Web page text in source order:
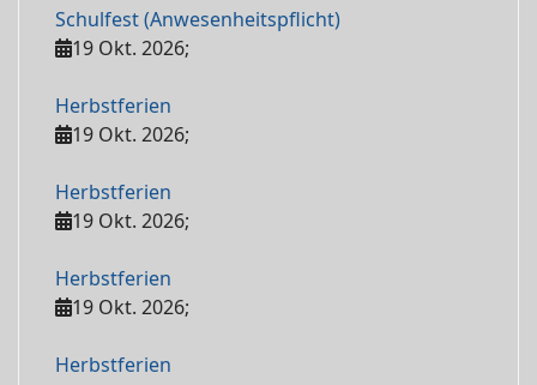
Schulfest (Anwesenheitspflicht)
19 Okt. 2026;
Herbstferien
19 Okt. 2026;
Herbstferien
19 Okt. 2026;
Herbstferien
19 Okt. 2026;
Herbstferien